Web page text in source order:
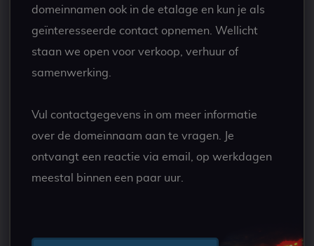
domeinnamen ook in de etalage en kun je als
geïnteresseerde contact opnemen. Wellicht
staan we open voor verkoop, verhuur of
samenwerking.
Vul contactgegevens in om meer informatie
over de domeinnaam aan te vragen. Je
ontvangt een reactie via email, op werkdagen
meestal binnen een paar uur.